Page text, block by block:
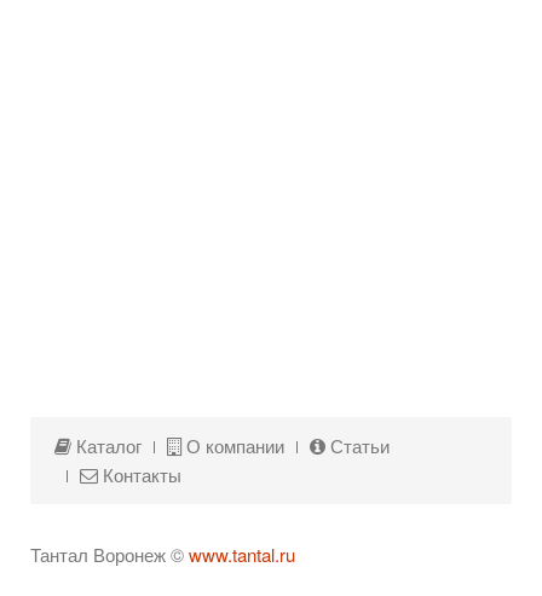
Каталог О компании
Статьи
Контакты
Тантал Воронеж ©www.tantal.ru